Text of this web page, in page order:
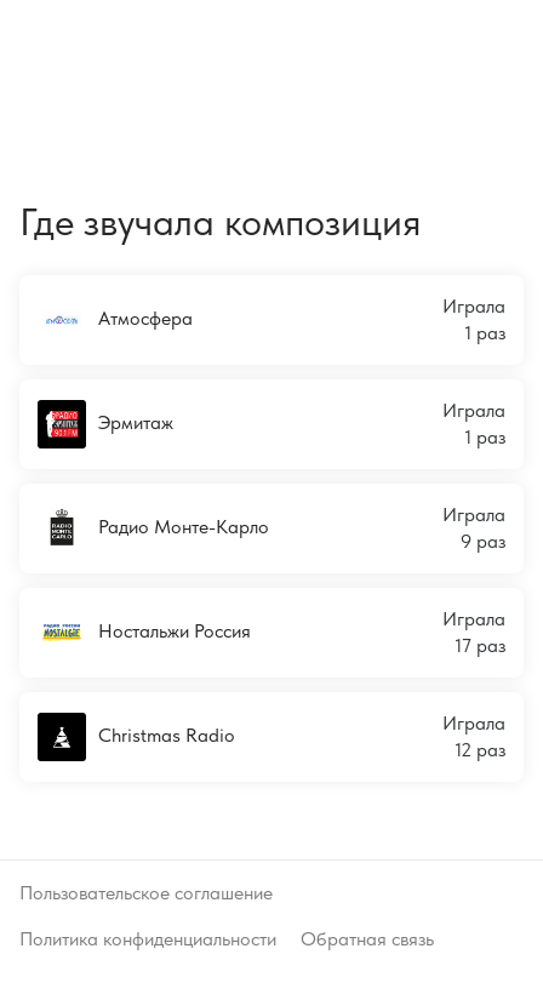
Где звучала композиция
Атмосфера
Играла
1 раз
Эрмитаж
Играла
1 раз
Радио Монте-Карло
Играла
9 раз
Ностальжи Россия
Играла
17 раз
Christmas Radio
Играла
12 раз
Пользовательское соглашение
Политика конфиденциальности
Обратная связь